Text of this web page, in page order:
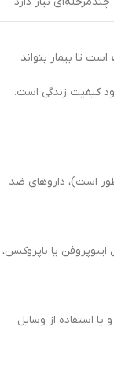
است تا بیمار بتواند
کیفیت زندگی است.
است)، داروهای ضد
یا ناپروکسن،
استفاده از وسایل